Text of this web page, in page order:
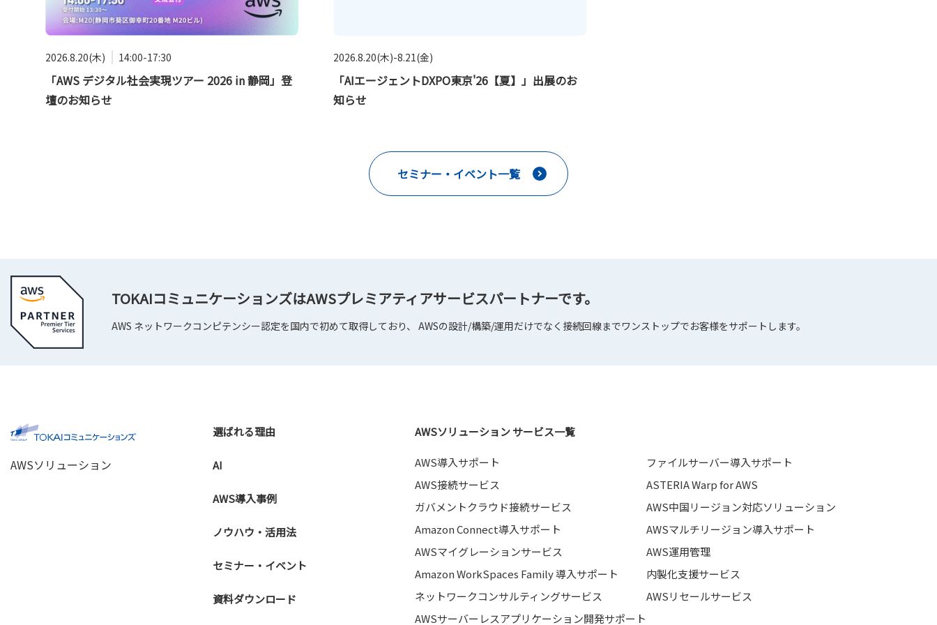
2026.8.20(木) 14:00-17:30
「AWS デジタル社会実現ツアー 2026 in 静岡」登
壇のお知らせ
2026.8.20(木)-8.21(金)
「AIエージェントDXPO東京'26【夏】」出展のお
知らせ
セミナー・イベント一覧
TOKAIコミュニケーションズはAWSプレミアティアサービスパートナーです。
AWS ネットワークコンピテンシー認定を国内で初めて取得しており、 AWSの設計/構築/運用だけでなく接続回線までワンストップでお客様をサポートします。
AWSソリューション
選ばれる理由
AI
AWS導入事例
ノウハウ・活用法
セミナー・イベント
資料ダウンロード
AWSソリューション サービス一覧
AWS導入サポート
AWS接続サービス
ガバメントクラウド接続サービス
Amazon Connect導入サポート
AWSマイグレーションサービス
Amazon WorkSpaces Family 導入サポート
ネットワークコンサルティングサービス
AWSサーバーレスアプリケーション開発サポート
ファイルサーバー導入サポート
ASTERIA Warp for AWS
AWS中国リージョン対応ソリューション
AWSマルチリージョン導入サポート
AWS運用管理
内製化支援サービス
AWSリセールサービス